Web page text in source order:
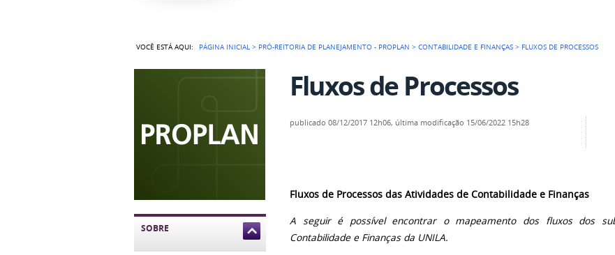
VOCÊ ESTÁ AQUI: PÁGINA INICIAL > PRÓ-REITORIA DE PLANEJAMENTO - PROPLAN >CONTABILIDADE E FINANÇAS > FLUXOS DE PROCESSOS
SOBRE
Fluxos de Processos
publicado 08/12/2017 12h06, última modificação 15/06/2022 15h28
Fluxos de Processos das Atividades de Contabilidade e Finanças
A seguir é possível encontrar o mapeamento dos fluxos dos
Contabilidade e Finanças da UNILA.